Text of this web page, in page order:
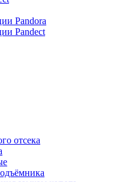
Pandora
Pandect
отсека